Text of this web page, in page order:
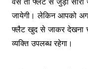
जायेगी। लेकिन आपको
फ्लैट खुद से जाकर देखना
व्यक्ति उपलब्ध रहेगा।